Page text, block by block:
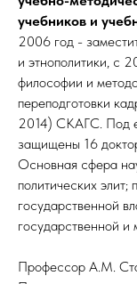
учебников и
2006 год -
и этнополитики, с
философии и
переподготовки
2014) СКАГС. Под
защищены 16
Основная сфера
политических
государственной
государственной и
Профессор А.М.